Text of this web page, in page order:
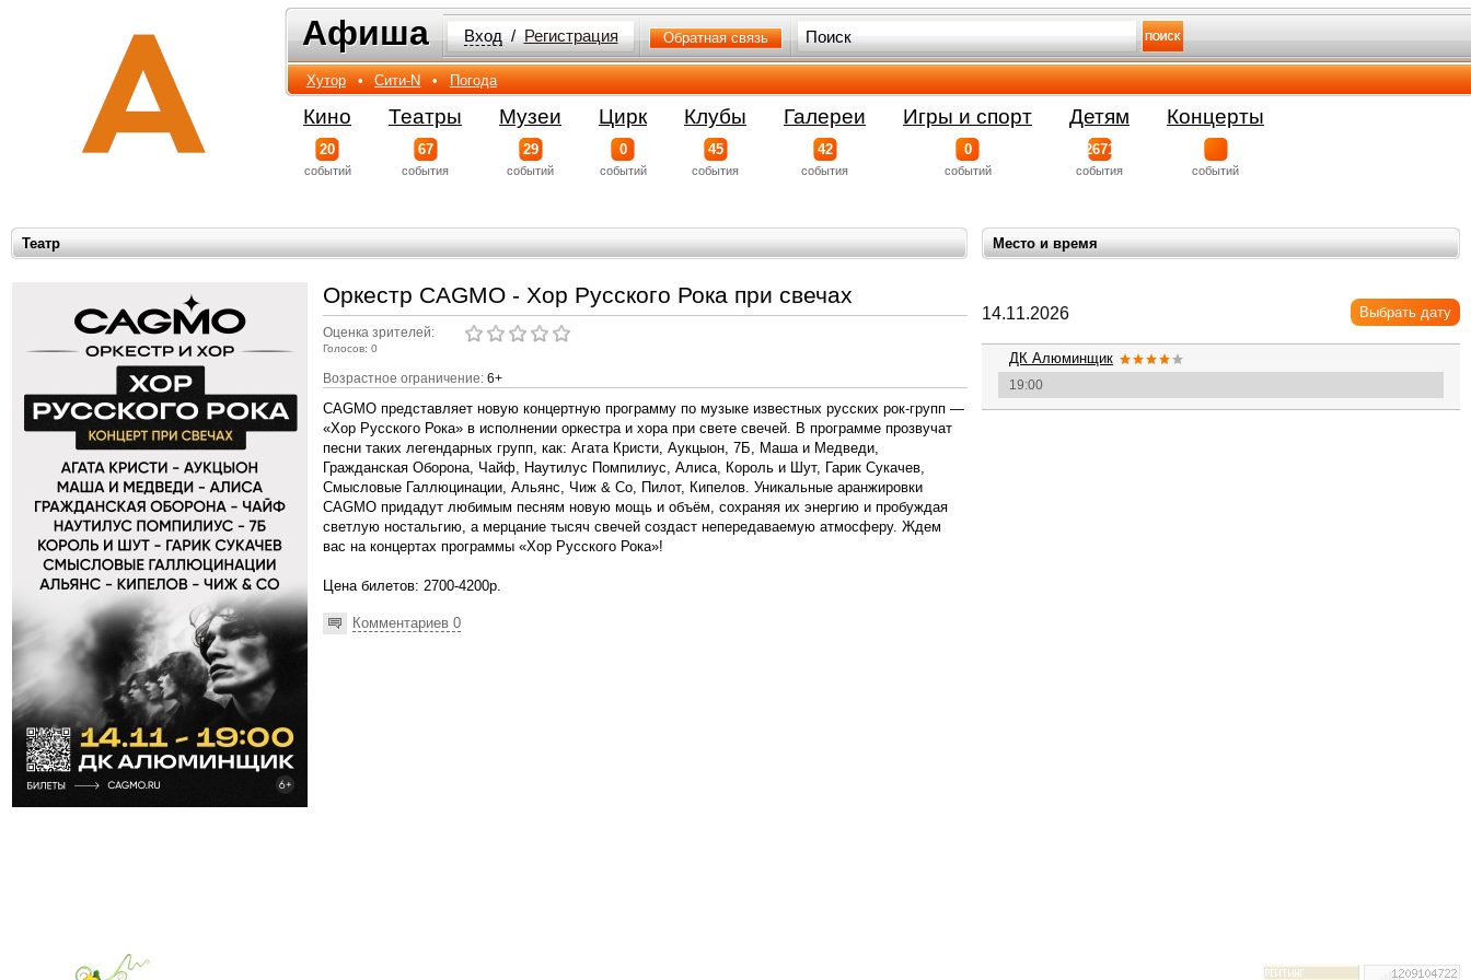
Афиша
Афиша Вход / Регистрация Обратная связь
Хутор • Сити-N • Погода
Кино
20
событий
Театры
67
события
Музеи
29
событий
Цирк
0
событий
Клубы
45
события
Галереи
42
события
Игры и спорт
0
событий
Детям
2671
события
Концерты
событий
Место и время
Театр
14.11.2026 Выбрать дату
ДК Алюминщик
19:00
Оркестр CAGMO - Хор Русского Рока при свечах
Оценка зрителей:
Голосов: 0
Возрастное ограничение: 6+
CAGMO представляет новую концертную программу по музыке известных русских рок-групп —
«Хор Русского Рока» в исполнении оркестра и хора при свете свечей. В программе прозвучат
песни таких легендарных групп, как: Агата Кристи, Аукцыон, 7Б, Маша и Медведи,
Гражданская Оборона, Чайф, Наутилус Помпилиус, Алиса, Король и Шут, Гарик Сукачев,
Смысловые Галлюцинации, Альянс, Чиж & Co, Пилот, Кипелов. Уникальные аранжировки
CAGMO придадут любимым песням новую мощь и объём, сохраняя их энергию и пробуждая
светлую ностальгию, а мерцание тысяч свечей создаст непередаваемую атмосферу. Ждем
вас на концертах программы «Хор Русского Рока»!
Цена билетов: 2700-4200р.
Комментариев 0